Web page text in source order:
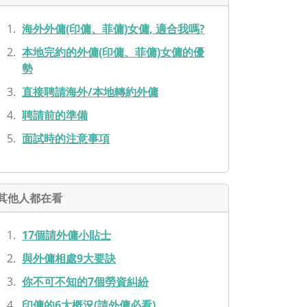
海外外傭(印傭、菲傭)女傭, 適合我嗎?
本地完約的外傭(印傭、菲傭)女傭的優
勢
直接聘請海外/本地轉約外傭
聘請前的準備
面試時的注意事項
他人都在看
17個請外傭小貼士
與外傭相處9大要訣
你不可不知的7個勞資糾紛